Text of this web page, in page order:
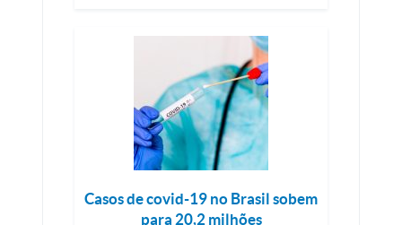
Casos de covid-19 no Brasil sobem
para 20,2 milhões